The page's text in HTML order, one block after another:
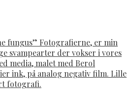
fungus” Fotografierne, er min
svampearter der vokser i vores
media, malet med Berol
ink, på analog negativ film. Lille
fotografi.